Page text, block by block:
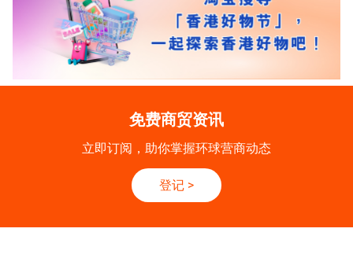
免费商贸资讯
立即订阅，助你掌握环球营商动态
登记 >